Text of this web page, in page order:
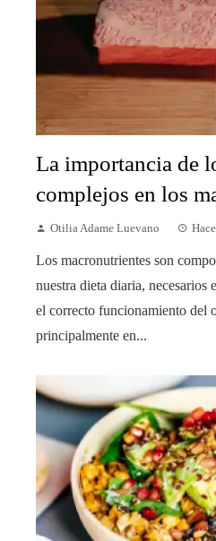
La importancia de
complejos en los
Otilia Adame Luevano
Los macronutrientes son
nuestra dieta diaria, necesarios
el correcto funcionamiento del
principalmente en...